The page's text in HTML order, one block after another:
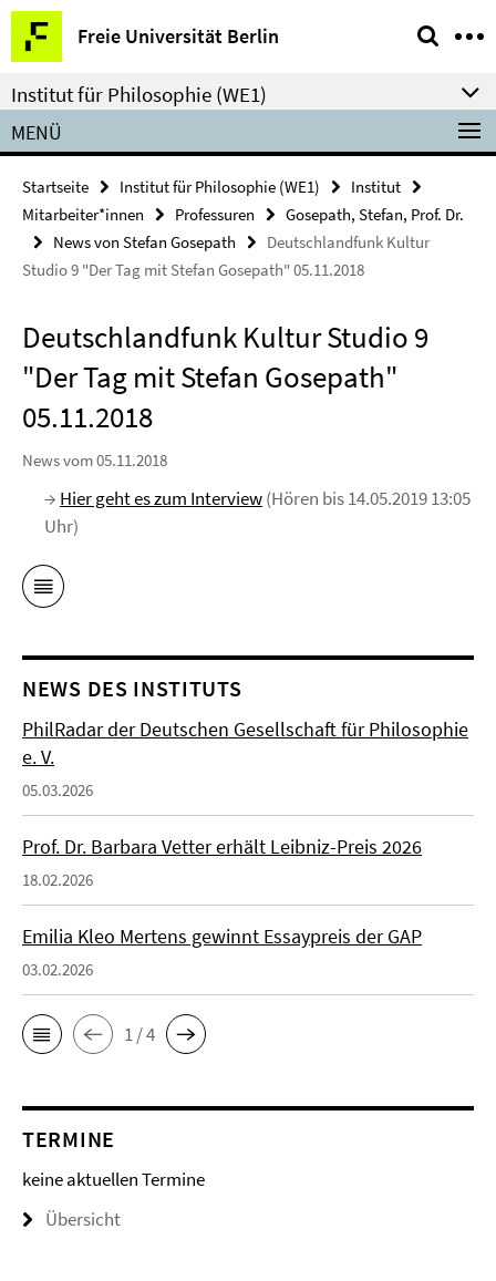
Springe
direkt
zu
Inhalt
Freie Universität Berlin
Service-
Navigation
Institut für Philosophie (WE1)
MENÜ
Startseite Institut für Philosophie (WE1)
Institut
Mitarbeiter*innen
Professuren
Gosepath, Stefan, Prof. Dr.
News von Stefan Gosepath
Deutschlandfunk Kultur
Studio 9 "Der Tag mit Stefan Gosepath" 05.11.2018
Deutschlandfunk Kultur Studio 9
"Der Tag mit Stefan Gosepath"
05.11.2018
News vom 05.11.2018
→ Hier geht es zum Interview(Hören bis 14.05.2019 13:05
Uhr)
NEWS DES INSTITUTS
PhilRadar der Deutschen Gesellschaft für Philosophie
e. V.
05.03.2026
Prof. Dr. Barbara Vetter erhält Leibniz-Preis 2026
18.02.2026
Emilia Kleo Mertens gewinnt Essaypreis der GAP
03.02.2026
1 / 4
TERMINE
keine aktuellen Termine
Übersicht